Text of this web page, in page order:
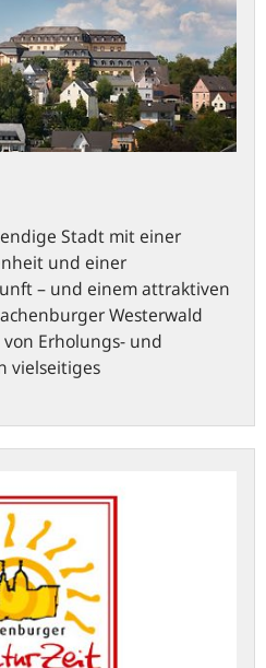
Stadt mit einer
und einer
– und einem attraktiven
Westerwald
Erholungs- und
vielseitiges